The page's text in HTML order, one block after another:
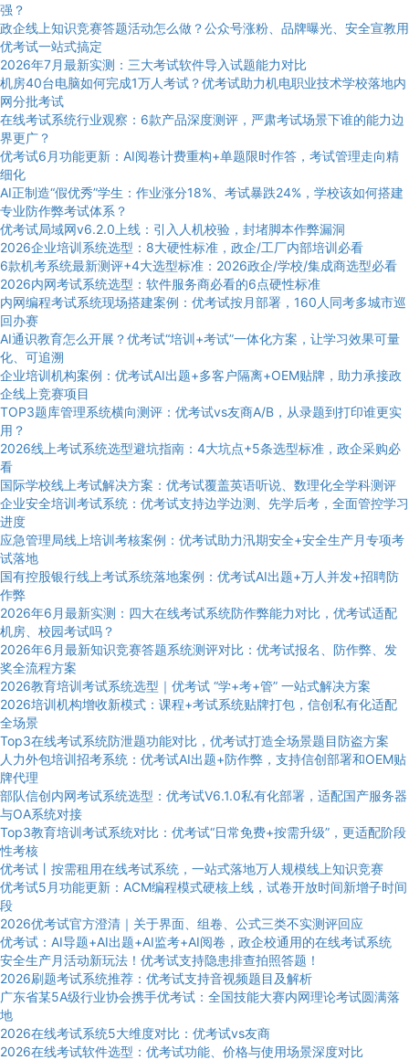
强？
政企线上知识竞赛答题活动怎么做？公众号涨粉、品牌曝光、安全宣教用
优考试一站式搞定
2026年7月最新实测：三大考试软件导入试题能力对比
机房40台电脑如何完成1万人考试？优考试助力机电职业技术学校落地内
网分批考试
在线考试系统行业观察：6款产品深度测评，严肃考试场景下谁的能力边
界更广？
优考试6月功能更新：AI阅卷计费重构+单题限时作答，考试管理走向精
细化
AI正制造“假优秀”学生：作业涨分18%、考试暴跌24%，学校该如何搭建
专业防作弊考试体系？
优考试局域网v6.2.0上线：引入人机校验，封堵脚本作弊漏洞
2026企业培训系统选型：8大硬性标准，政企/工厂内部培训必看
6款机考系统最新测评+4大选型标准：2026政企/学校/集成商选型必看
2026内网考试系统选型：软件服务商必看的6点硬性标准
内网编程考试系统现场搭建案例：优考试按月部署，160人同考多城市巡
回办赛
AI通识教育怎么开展？优考试“培训+考试”一体化方案，让学习效果可量
化、可追溯
企业培训机构案例：优考试AI出题+多客户隔离+OEM贴牌，助力承接政
企线上竞赛项目
TOP3题库管理系统横向测评：优考试vs友商A/B，从录题到打印谁更实
用？
2026线上考试系统选型避坑指南：4大坑点+5条选型标准，政企采购必
看
国际学校线上考试解决方案：优考试覆盖英语听说、数理化全学科测评
企业安全培训考试系统：优考试支持边学边测、先学后考，全面管控学习
进度
应急管理局线上培训考核案例：优考试助力汛期安全+安全生产月专项考
试落地
国有控股银行线上考试系统落地案例：优考试AI出题+万人并发+招聘防
作弊
2026年6月最新实测：四大在线考试系统防作弊能力对比，优考试适配
机房、校园考试吗？
2026年6月最新知识竞赛答题系统测评对比：优考试报名、防作弊、发
奖全流程方案
2026教育培训考试系统选型｜优考试 “学+考+管” 一站式解决方案
2026培训机构增收新模式：课程+考试系统贴牌打包，信创私有化适配
全场景
Top3在线考试系统防泄题功能对比，优考试打造全场景题目防盗方案
人力外包培训招考系统：优考试AI出题+防作弊，支持信创部署和OEM贴
牌代理
部队信创内网考试系统选型：优考试V6.1.0私有化部署，适配国产服务器
与OA系统对接
Top3教育培训考试系统对比：优考试“日常免费+按需升级”，更适配阶段
性考核
优考试丨按需租用在线考试系统，一站式落地万人规模线上知识竞赛
优考试5月功能更新：ACM编程模式硬核上线，试卷开放时间新增子时间
段
2026优考试官方澄清｜关于界面、组卷、公式三类不实测评回应
优考试：AI导题+AI出题+AI监考+AI阅卷，政企校通用的在线考试系统
安全生产月活动新玩法！优考试支持隐患排查拍照答题！
2026刷题考试系统推荐：优考试支持音视频题目及解析
广东省某5A级行业协会携手优考试：全国技能大赛内网理论考试圆满落
地
2026在线考试系统5大维度对比：优考试vs友商
2026在线考试软件选型：优考试功能、价格与使用场景深度对比